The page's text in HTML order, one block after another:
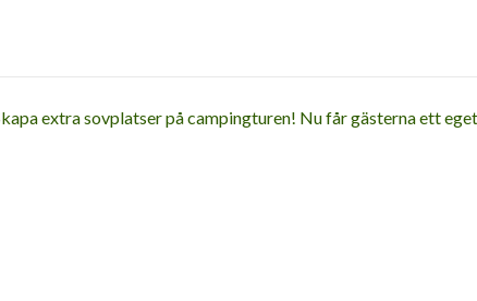
extra sovplatser på campingturen! Nu får gästerna ett